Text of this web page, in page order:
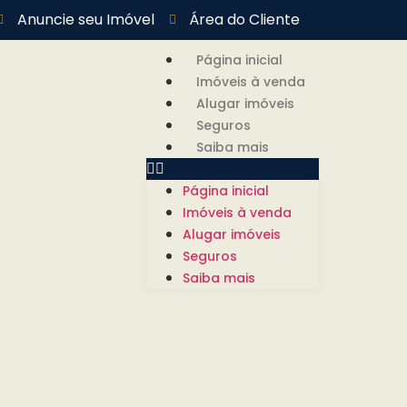
Anuncie seu Imóvel Área do Cliente
Página inicial
Imóveis à venda
Alugar imóveis
Seguros
Saiba mais
Página inicial
Imóveis à venda
Alugar imóveis
Seguros
Saiba mais